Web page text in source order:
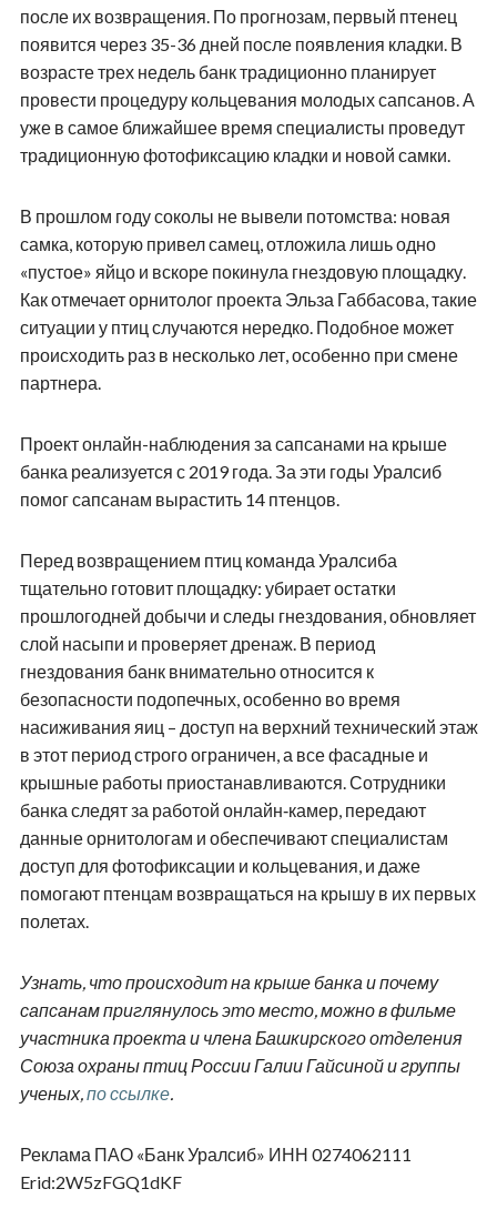
после их возвращения. По прогнозам, первый птенец
появится через 35-36 дней после появления кладки. В
возрасте трех недель банк традиционно планирует
провести процедуру кольцевания молодых сапсанов. А
уже в самое ближайшее время специалисты проведут
традиционную фотофиксацию кладки и новой самки.
В прошлом году соколы не вывели потомства: новая
самка, которую привел самец, отложила лишь одно
«пустое» яйцо и вскоре покинула гнездовую площадку.
Как отмечает орнитолог проекта Эльза Габбасова, такие
ситуации у птиц случаются нередко. Подобное может
происходить раз в несколько лет, особенно при смене
партнера.
Проект онлайн-наблюдения за сапсанами на крыше
банка реализуется с 2019 года. За эти годы Уралсиб
помог сапсанам вырастить 14 птенцов.
Перед возвращением птиц команда Уралсиба
тщательно готовит площадку: убирает остатки
прошлогодней добычи и следы гнездования, обновляет
слой насыпи и проверяет дренаж. В период
гнездования банк внимательно относится к
безопасности подопечных, особенно во время
насиживания яиц – доступ на верхний технический этаж
в этот период строго ограничен, а все фасадные и
крышные работы приостанавливаются. Сотрудники
банка следят за работой онлайн‑камер, передают
данные орнитологам и обеспечивают специалистам
доступ для фотофиксации и кольцевания, и даже
помогают птенцам возвращаться на крышу в их первых
полетах.
Узнать, что происходит на крыше банка и почему
сапсанам приглянулось это место, можно в фильме
участника проекта и члена Башкирского отделения
Союза охраны птиц России Галии Гайсиной и группы
ученых,по ссылке.
Реклама ПАО «Банк Уралсиб» ИНН 0274062111
Erid:2W5zFGQ1dKF